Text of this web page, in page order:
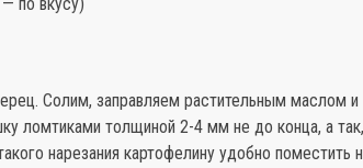
Солим, заправляем растительным маслом и
ломтиками толщиной 2-4 мм не до конца, а
нарезания картофелину удобно поместить